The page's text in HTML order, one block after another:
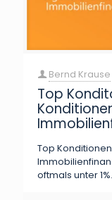
Bernd Krause
Top
Top
oftmals unter